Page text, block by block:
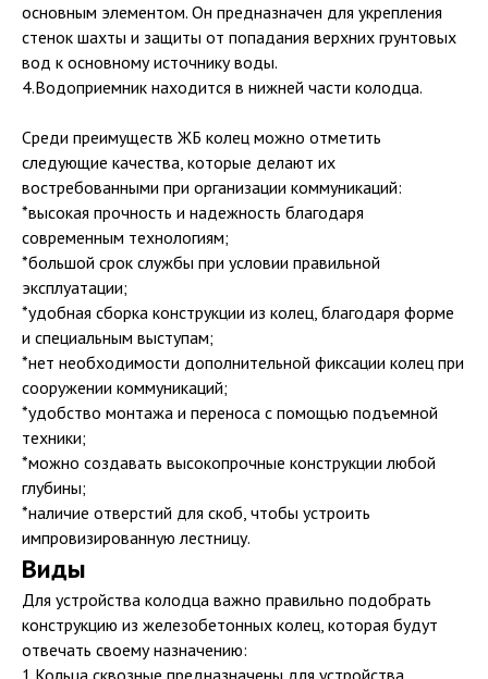
основным элементом. Он предназначен для укрепления
стенок шахты и защиты от попадания верхних грунтовых
вод к основному источнику воды.
4.Водоприемник находится в нижней части колодца.
Среди преимуществ ЖБ колец можно отметить
следующие качества, которые делают их
востребованными при организации коммуникаций:
*высокая прочность и надежность благодаря
современным технологиям;
*большой срок службы при условии правильной
эксплуатации;
*удобная сборка конструкции из колец, благодаря форме
и специальным выступам;
*нет необходимости дополнительной фиксации колец при
сооружении коммуникаций;
*удобство монтажа и переноса с помощью подъемной
техники;
*можно создавать высокопрочные конструкции любой
глубины;
*наличие отверстий для скоб, чтобы устроить
импровизированную лестницу.
Виды
Для устройства колодца важно правильно подобрать
конструкцию из железобетонных колец, которая будут
отвечать своему назначению:
1.Кольца сквозные предназначены для устройства